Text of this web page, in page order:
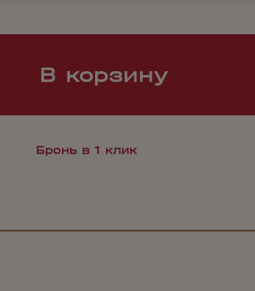
В корзину
Бронь в 1 клик